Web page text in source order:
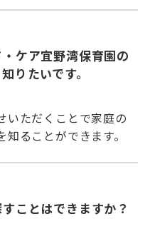
ケア宜野湾保育園の
りたいです。
いただくことで家庭の
ることができます。
ことはできますか？